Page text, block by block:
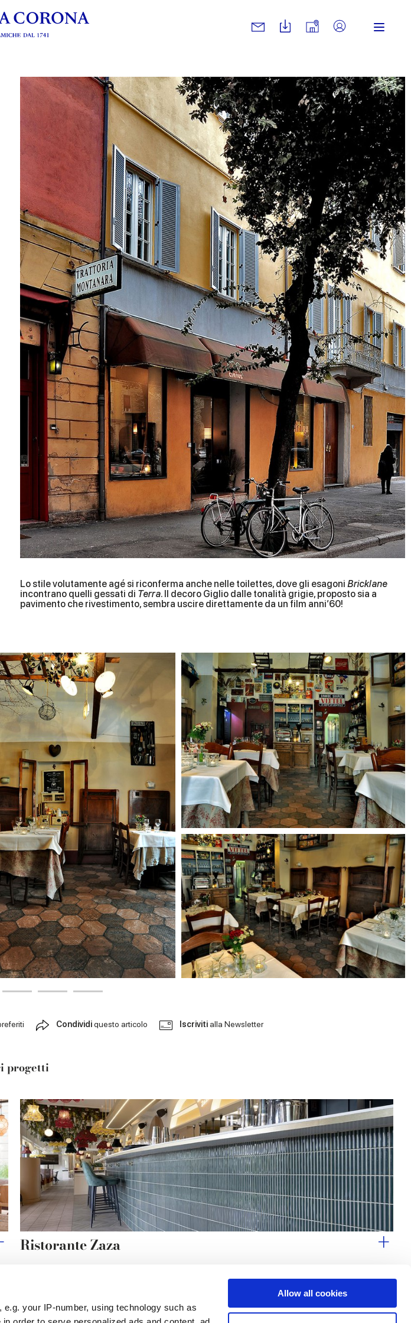
e.g. your IP-number, using technology such as
Allow all cookies
Lo stile volutamente agé si riconferma anche nelle toilettes, dove gli esagoni Bricklane
incontrano quelli gessati di Terra. Il decoro Giglio dalle tonalità grigie, proposto sia a
pavimento che rivestimento, sembra uscire direttamente da un film anni’60!
Condividiquesto articolo Iscriviti alla Newsletter
progetti
Ristorante Zaza
Link utili Area legale